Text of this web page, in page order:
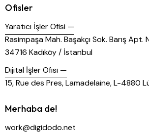
Ofisler
Yaratıcı İşler Ofisi —
Rasimpaşa Mah. Başakçı Sok. Barış Apt.
34716 Kadıköy / İstanbul
Dijital İşler Ofisi —
15, Rue des Pres, Lamadelaine, L-4880
Merhaba de!
work@digidodo.net